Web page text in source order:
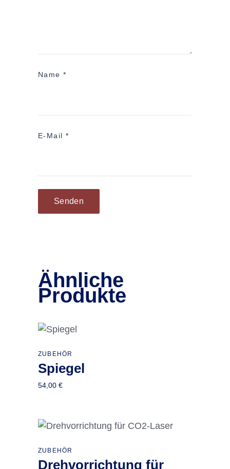
Name *
E-Mail *
Ähnliche
Produkte
ZUBEHÖR
Spiegel
54,00 €
ZUBEHÖR
Drehvorrichtung für